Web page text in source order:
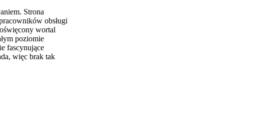
Strona
obsługi
wortal
poziomie
fascynujące
więc brak tak